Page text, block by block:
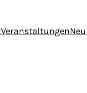
Veranstaltungen